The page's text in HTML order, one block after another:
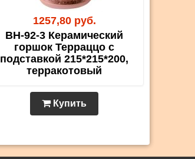
1257,80 руб.
BH-92-3 Керамический
горшок Терраццо с
подставкой 215*215*200,
терракотовый
Купить